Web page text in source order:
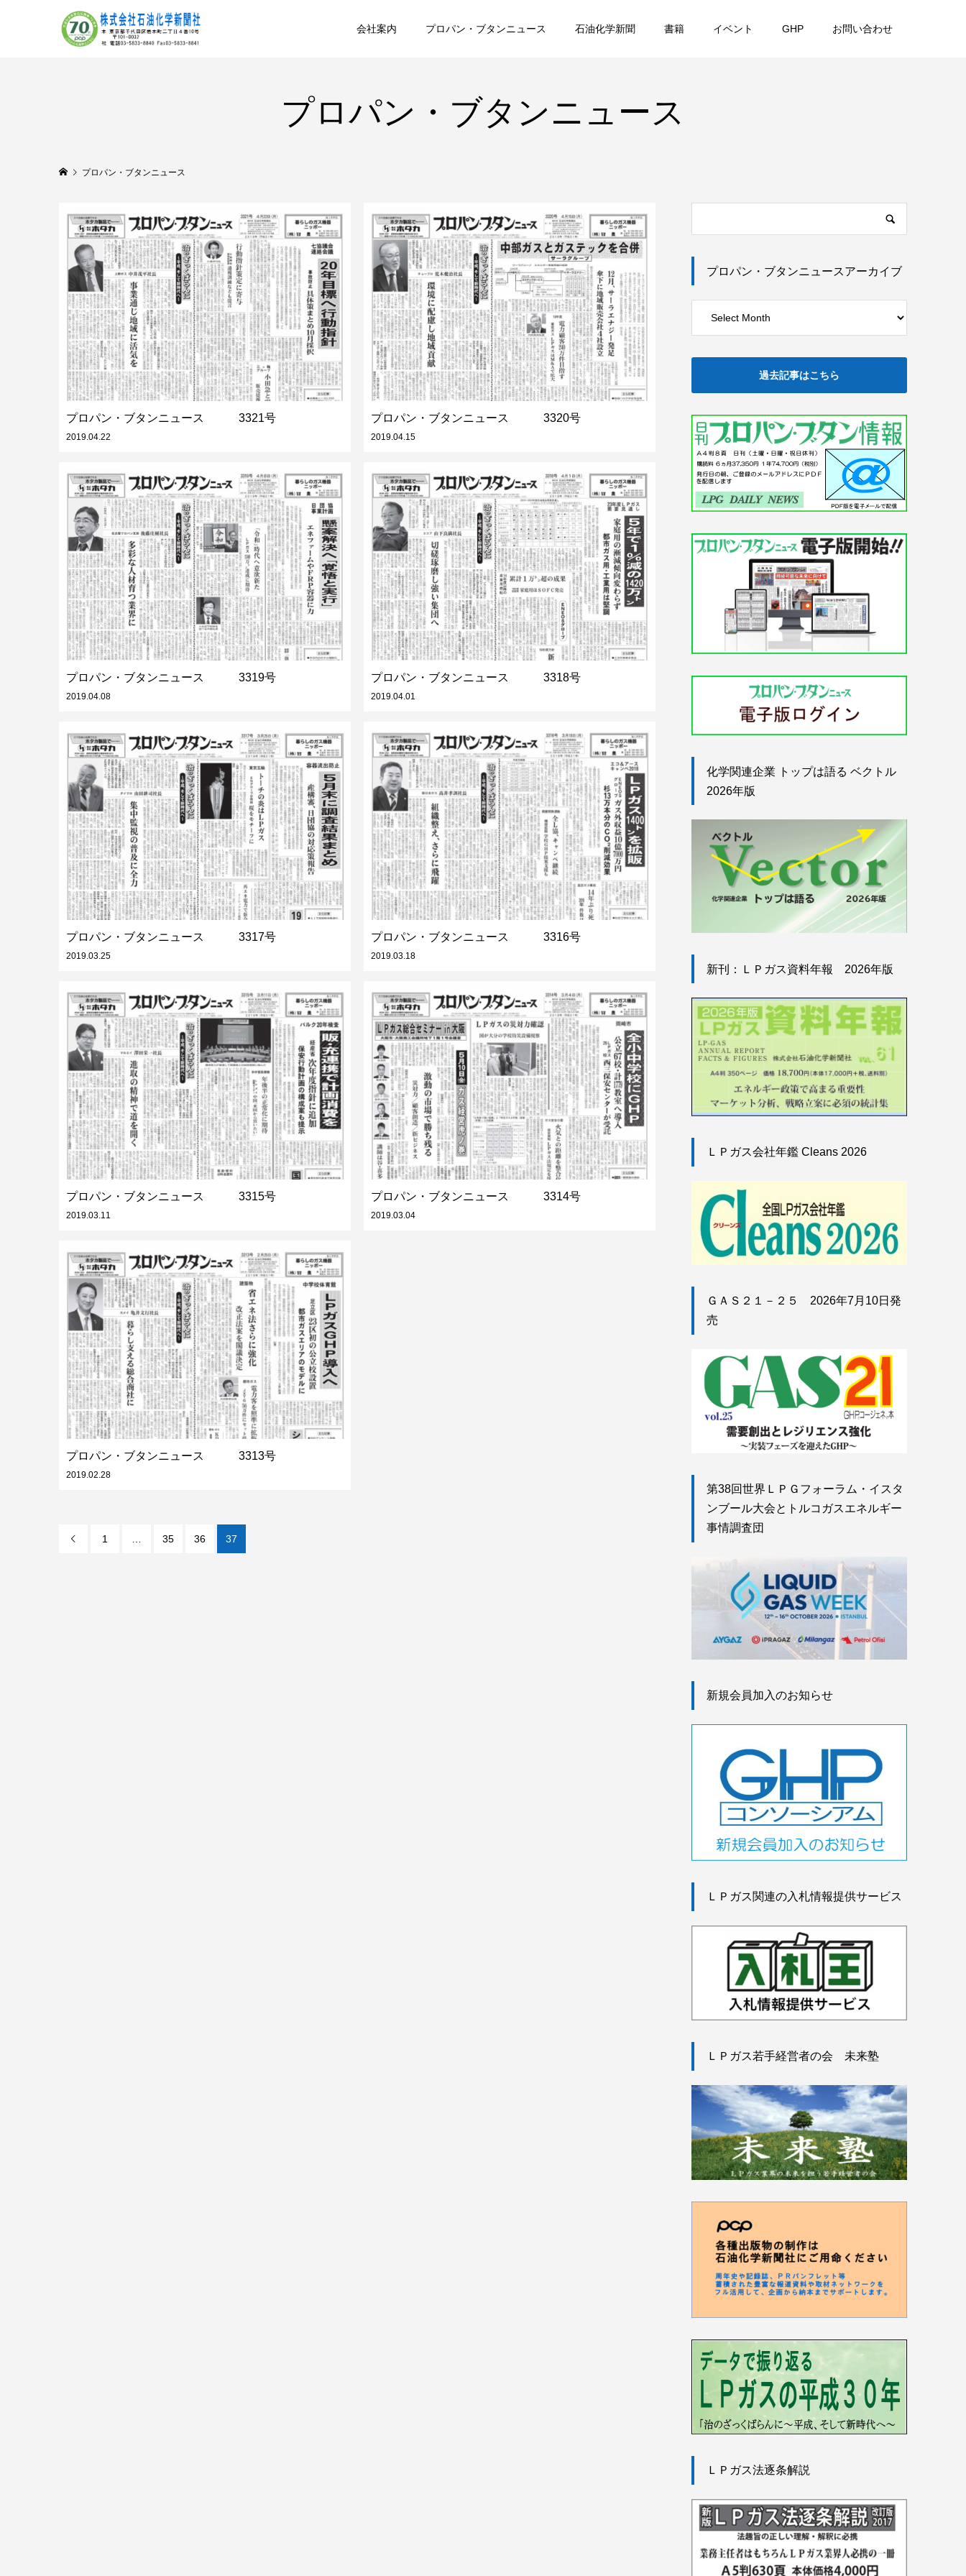
会社案内 プロパン・ブタンニュース 石油化学新聞 書籍 イベント GHP お問い合わせ
プロパン・ブタンニュース
プロパン・ブタンニュース
プロパン・ブタンニュース 3321号
2019.04.22
プロパン・ブタンニュース 3320号
2019.04.15
プロパン・ブタンニュース 3319号
2019.04.08
プロパン・ブタンニュース 3318号
2019.04.01
プロパン・ブタンニュース 3317号
2019.03.25
プロパン・ブタンニュース 3316号
2019.03.18
プロパン・ブタンニュース 3315号
2019.03.11
プロパン・ブタンニュース 3314号
2019.03.04
プロパン・ブタンニュース 3313号
2019.02.28
 1 … 35 36 37
プロパン・ブタンニュースアーカイブ
過去記事はこちら
化学関連企業 トップは語る ベクトル
2026年版
新刊：ＬＰガス資料年報 2026年版
ＬＰガス会社年鑑 Cleans 2026
ＧＡＳ２１－２５ 2026年7月10日発
売
第38回世界ＬＰＧフォーラム・イスタ
ンブール大会とトルコガスエネルギー
事情調査団
新規会員加入のお知らせ
ＬＰガス関連の入札情報提供サービス
ＬＰガス若手経営者の会 未来塾
ＬＰガス法逐条解説